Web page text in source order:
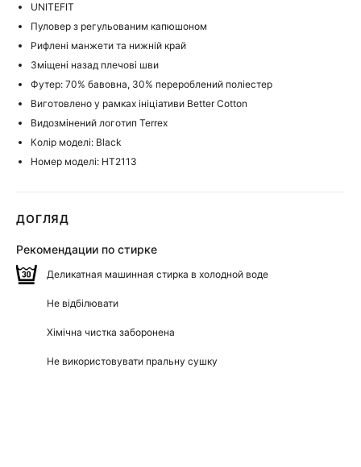
UNITEFIT
Пуловер з регульованим капюшоном
Рифлені манжети та нижній край
Зміщені назад плечові шви
Футер: 70% бавовна, 30% перероблений поліестер
Виготовлено у рамках ініціативи Better Cotton
Видозмінений логотип Terrex
Колір моделі: Black
Номер моделі: HT2113
ДОГЛЯД
Рекомендации по стирке
Деликатная машинная стирка в холодной воде
Не відбілювати
Хімічна чистка заборонена
Не використовувати пральну сушку